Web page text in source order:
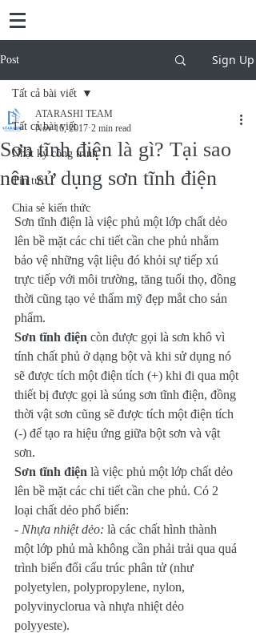
Post Sign Up
Tất cả bài viết
Nhật ký công trình
Tin tức
Chia sẻ kiến thức
Tất cả bài viết
Sơn tĩnh điện là gì? Tại sao
nên sử dụng sơn tĩnh điện
ATARASHI TEAM
Nov 16, 2017 2 min read
Sơn tĩnh điện là việc phủ một lớp chất dẻo
lên bề mặt các chi tiết cần che phủ nhằm
bảo vệ những vật liệu đó khỏi sự tiếp xú
trực tiếp với môi trường, tăng tuổi thọ, đồng
thời cũng tạo vẻ thẩm mỹ đẹp mắt cho sản
phẩm.
Sơn tĩnh điện còn được gọi là sơn khô vì
tính chất phủ ở dạng bột và khi sử dụng nó
sẽ được tích một điện tích (+) khi đi qua một
thiết bị được gọi là súng sơn tĩnh điện, đồng
thời vật sơn cũng sẽ được tích một điện tích
(-) để tạo ra hiệu ứng giữa bột sơn và vật
sơn.
Sơn tĩnh điện là việc phủ một lớp chất dẻo
lên bề mặt các chi tiết cần che phủ. Có 2
loại chất dẻo phổ biến:
- Nhựa nhiệt dẻo: là các chất hình thành
một lớp phủ mà không cần phải trải qua quá
trình biến đổi cấu trúc phân tử (như
polyetylen, polypropylene, nylon,
polyvinyclorua và nhựa nhiệt dẻo
polyyeste).